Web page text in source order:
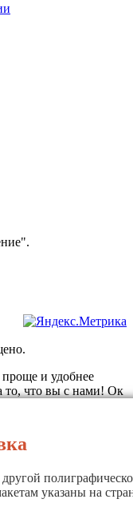
и удобнее
то, что вы с нами!Ок
указаны на